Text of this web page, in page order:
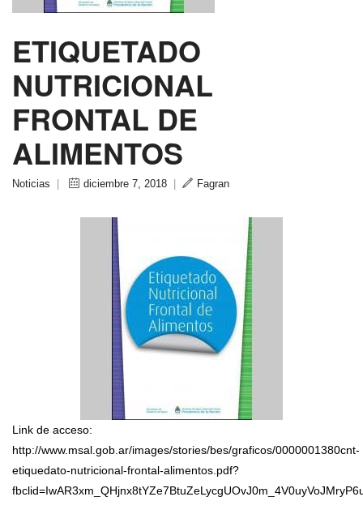
ETIQUETADO
NUTRICIONAL
FRONTAL DE
ALIMENTOS
Noticias diciembre 7, 2018 Fagran
Link de acceso:
http://www.msal.gob.ar/images/stories/bes/graficos/0000001380cnt-
etiquedato-nutricional-frontal-alimentos.pdf?